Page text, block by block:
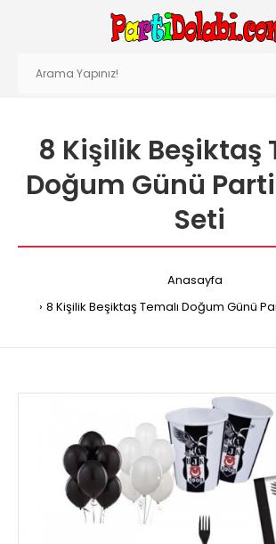
8 Kişilik Beşiktaş
Doğum Günü
Seti
Anasayfa
8 Kişilik Beşiktaş Temalı Doğum Günü